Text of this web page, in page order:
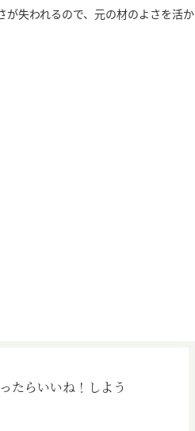
失われるので、元の材のよさを活か
たらいいね！しよう